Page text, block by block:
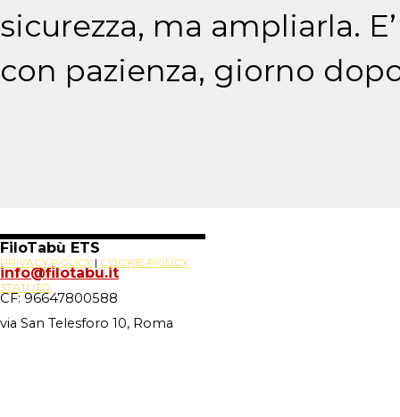
sicurezza, ma ampliarla.
con pazienza, giorno
PRIVACY POLICY | COOKIE POLICY
STATUTO
FiloTabù ETS
info@filotabu.it
CF: 96647800588
via San Telesforo 10, Roma